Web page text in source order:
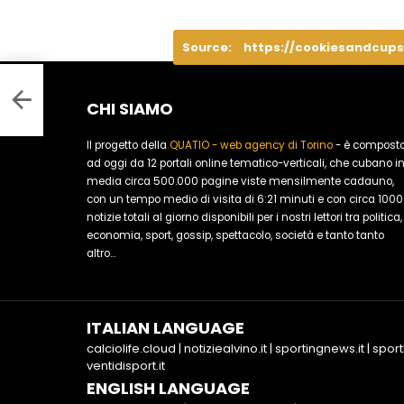
Source: https://
CHI SIAMO
Il progetto della QUATIO - web agency di Torino- è
ad oggi da 12 portali online tematico-verticali, che cubano in
media circa 500.000 pagine viste mensilmente cadauno,
con un tempo medio di visita di 6:21 minuti e con circa 1000
notizie totali al giorno disponibili per i nostri lettori tra politica,
economia, sport, gossip, spettacolo, società e tanto tanto
altro...
ITALIAN LANGUAGE
calciolife.cloud | notiziealvino.it| sportingnews.it|
ventidisport.it
ENGLISH LANGUAGE